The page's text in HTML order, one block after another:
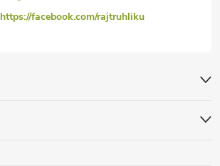
https://facebook.com/rajtruhliku